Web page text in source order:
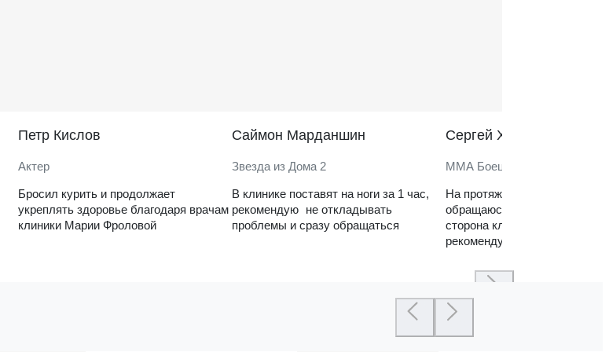
Петр Кислов
Актер
Бросил курить и продолжает
укреплять здоровье благодаря врачам
клиники Марии Фроловой
Саймон Марданшин
Звезда из Дома 2
В клинике поставят на ноги за 1 час,
рекомендую не откладывать
проблемы и сразу обращаться
Сергей Харитонов
ММА Боец
На протяжении нескольких
обращаюсь в клинику.
сторона клиники —
рекомендую